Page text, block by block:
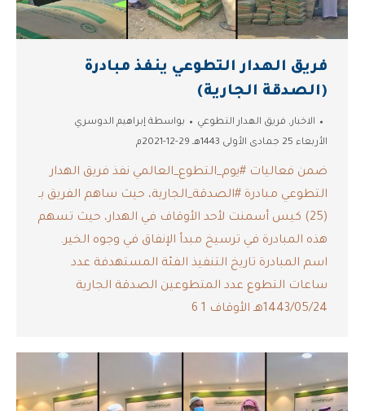
فريق الهدار التطوعي ينفذ مبادرة
(الصدقة الجارية)
الاخبار , فريق الهدار التطوعي بواسطة إبراهيم الدوسري
الأربعاء 25 جمادى الأولى 1443هـ 29-12-2021م
ضمن فعاليات ‫#يوم_التطوع_العالمي‬ نفذ فريق الهدار
التطوعي مبادرة ‫#الصدقة_الجارية‬، حيث ساهم الفريق بـ
(25) كيس أسمنت لأحد الأوقاف في الهدار، حيث تسهم
هذه المبادرة في ترسيخ مبدأ الإنفاق في وجوه الخير.
اسم المبادرة تاريخ التنفيذ الفئة المستهدفة عدد
ساعات التطوع عدد المتطوعين الصدقة الجارية
1443/05/24هـ الأوقاف 1 6